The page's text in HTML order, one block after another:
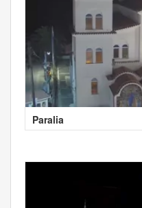
Paralia